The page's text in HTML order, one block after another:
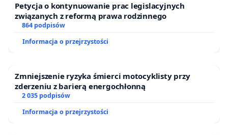
Petycja o kontynuowanie prac legislacyjnych
związanych z reformą prawa rodzinnego
864 podpisów
Informacja o przejrzystości
Zmniejszenie ryzyka śmierci motocyklisty przy
zderzeniu z barierą energochłonną
2 035 podpisów
Informacja o przejrzystości